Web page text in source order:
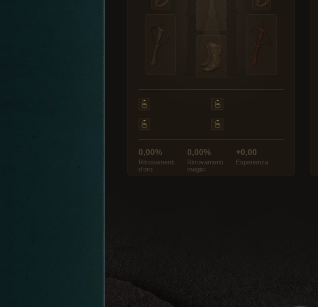
0,00%
Ritrovamenti
d’oro
0,00%
Ritrovamenti
magici
+0,00
Esperienza